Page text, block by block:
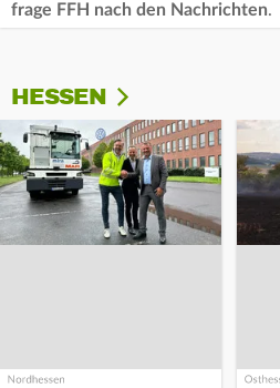
frage FFH nach den Nachrichten.
HESSEN